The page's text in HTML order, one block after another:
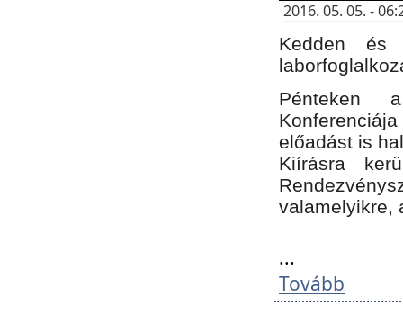
2016. 05. 05. -
Kedden és
Pénteken
előadást is
Kiírásra
valamelyikre,
...
Tovább